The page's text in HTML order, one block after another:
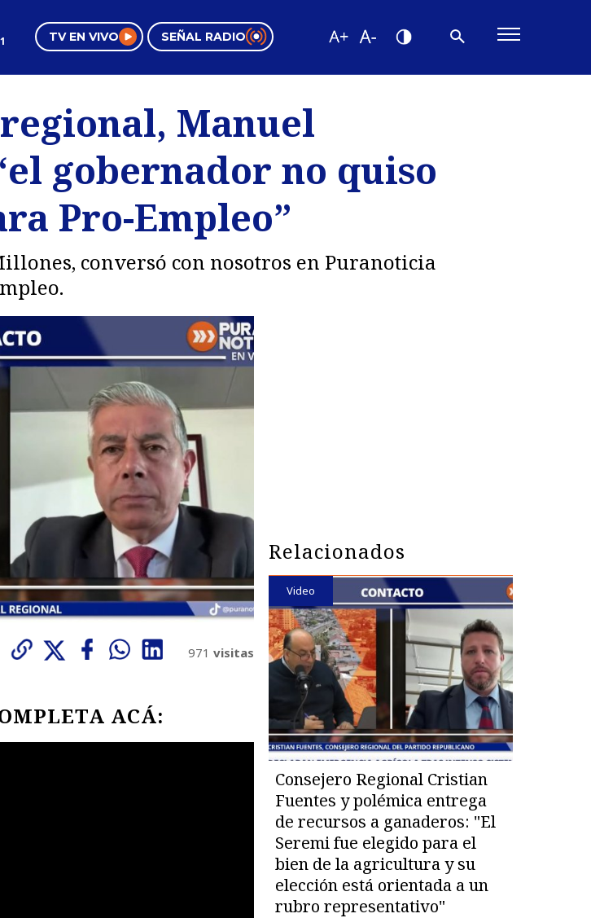
TV EN VIVO SEÑAL RADIO
Tendencias
Videos
Manuel
gobernador no quiso
Pro-Empleo”
conversó con nosotros en Puranoticia
971 visitas
ACÁ:
Relacionados
Video
Consejero Regional Cristian
Fuentes y polémica entrega
de recursos a ganaderos: "El
Seremi fue elegido para el
bien de la agricultura y su
elección está orientada a un
rubro representativo"